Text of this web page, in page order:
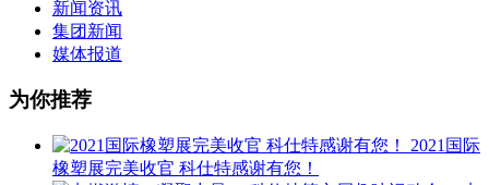
新闻资讯
集团新闻
媒体报道
为你推荐
2021国际
橡塑展完美收官 科仕特感谢有您！